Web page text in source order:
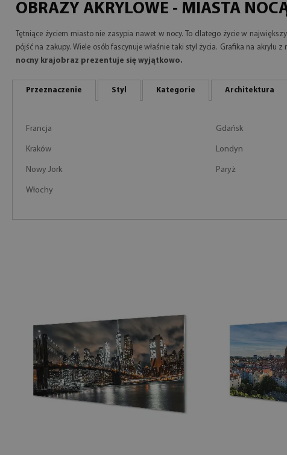
OBRAZY AKRYLOWE - MIASTA
Tętniące życiem miasto nie zasypia nawet w nocy. To dlatego życie w
pójść na zakupy. Wiele osób fascynuje właśnie taki styl życia. Grafika na
nocny krajobraz prezentuje się wyjątkowo.
Przeznaczenie Styl Kategorie Architektura
Francja Gdańsk
Kraków Londyn
Nowy Jork Paryż
Włochy